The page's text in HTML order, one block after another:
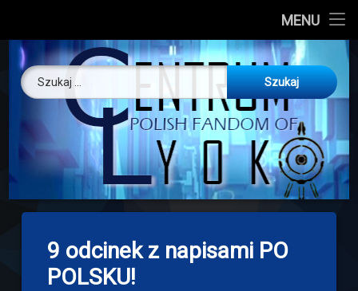
MENU
About us
O nas
Artykuły
Discord
Drogowskaz
Download
Skip
content
Centrum
Szukaj:
9 odcinek z napisami PO
POLSKU!